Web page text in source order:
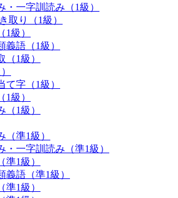
・一字訓読み（1級）
取り（1級）
1級）
義語（1級）
（1級）
て字（1級）
1級）
（1級）
（準1級）
・一字訓読み（準1級）
準1級）
義語（準1級）
準1級）